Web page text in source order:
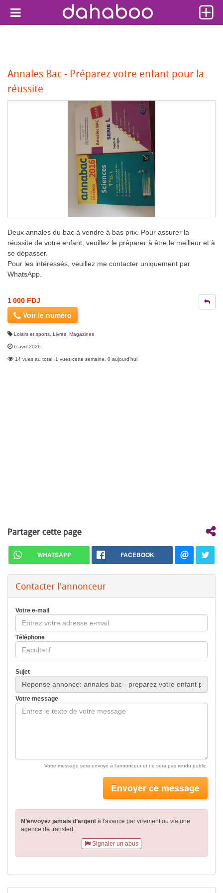
Annales Bac - Préparez votre enfant pour la
réussite
Deux annales du bac à vendre à bas prix. Pour assurer la
réussite de votre enfant, veuillez le préparer à être le meilleur et à
se dépasser.
Pour les intéressés, veuillez me contacter uniquement par
WhatsApp.
1 000 FDJ
Voir le numéro
Loisirs et sports Livres, Magazines
6 avril 2026
14 vues au total, 1 vues cette semaine, 0 aujourd'hui
Partager cette page
WHATSAPP FACEBOOK
Contacter l'annonceur
Votre e-mail
Téléphone
Sujet
Votre message
Votre message sera envoyé à l'annonceur et ne sera pas rendu public.
Envoyer ce message
N’envoyez jamais d’argent à l'avance par virementou via une
agence de transfert.
Signaler un abus